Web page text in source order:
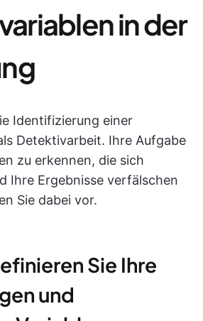
in der
Identifizierung einer
Detektivarbeit. Ihre Aufgabe
zu erkennen, die sich
Ihre Ergebnisse verfälschen
Sie dabei vor.
Sie Ihre
und